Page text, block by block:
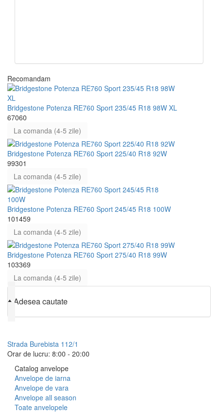
Recomandam
Bridgestone Potenza RE760 Sport 235/45 R18 98W XL
67060
La comanda (4-5 zile)
Bridgestone Potenza RE760 Sport 225/40 R18 92W
99301
La comanda (4-5 zile)
Bridgestone Potenza RE760 Sport 245/45 R18 100W
101459
La comanda (4-5 zile)
Bridgestone Potenza RE760 Sport 275/40 R18 99W
103369
La comanda (4-5 zile)
♦ Adesea cautate
Strada Burebista 112/1
Orar de lucru: 8:00 - 20:00
Catalog anvelope
Anvelope de iarna
Anvelope de vara
Anvelope all season
Toate anvelopele